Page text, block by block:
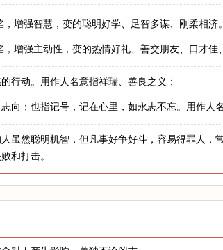
增强智慧，变的聪明好学、足智多谋、刚柔相济。
增强主动性，变的热情好礼、善交朋友、口才佳
行动。用作人名意指祥瑞、善良之义；
向；也指记号，记在心里，如永志不忘。用作人
虽然聪明机智，但凡事好争好斗，容易得罪人，
和打击。